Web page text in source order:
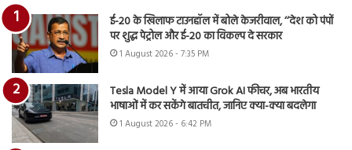
ई-20 के खिलाफ टाउनहॉल में बोले केजरीवाल, ‘‘देश को पंपों
पर शुद्ध पेट्रोल और ई-20 का विकल्प दे सरकार
1 August 2026 - 7:35 PM
Tesla Model Y में आया Grok AI फीचर, अब भारतीय
भाषाओं में कर सकेंगे बातचीत, जानिए क्या-क्या बदलेगा
1 August 2026 - 6:42 PM